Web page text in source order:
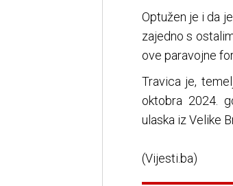
Optužen je i da
zajedno s
ove paravojne
Travica je,
oktobra 2024.
ulaska iz Velike
(Vijesti.ba)